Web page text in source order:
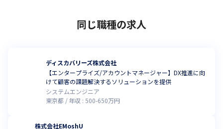
同じ職種の求人
ディスカバリーズ株式会社
【エンタープライズ/アカウントマネージャー】DX推進に向
けて顧客の課題解決するソリューションを提供
システムエンジニア
東京都
年収 : 500-650万円
株式会社EMoshU